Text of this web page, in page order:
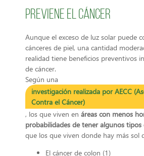
Previene el cáncer
Aunque el exceso de luz solar puede
cánceres de piel, una cantidad
realidad tiene beneficios preventivos
de cáncer.
Según una
investigación realizada por AECC
Contra el Cáncer)
, los que viven en áreas con menos
probabilidades de tener algunos tipos
que los que viven donde hay más sol
El cáncer de colon (1)